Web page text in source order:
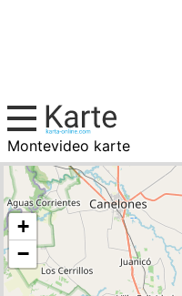
Montevideo karte
Uruguay, Städte-Liste
+
−